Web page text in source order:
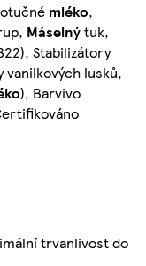
mléko,
Máselnýtuk,
Stabilizátory
vanilkových lusků,
), Barvivo
trvanlivost do